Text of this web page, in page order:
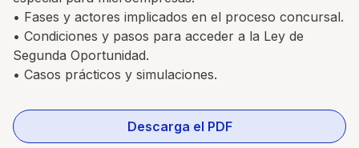
• Fases y actores implicados en el proceso concursal.
• Condiciones y pasos para acceder a la Ley de
Segunda Oportunidad.
• Casos prácticos y simulaciones.
Descarga el PDF